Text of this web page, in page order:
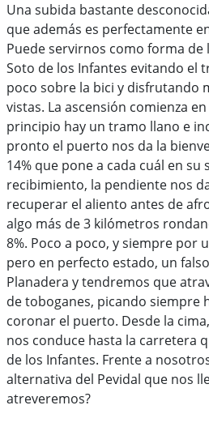
Una subida bastante
que además es perfectamente
Puede servirnos como forma de
Soto de los Infantes evitando el
poco sobre la bici y disfrutando
vistas. La ascensión comienza
principio hay un tramo llano e
pronto el puerto nos da la
14% que pone a cada cuál en su
recibimiento, la pendiente nos
recuperar el aliento antes de
algo más de 3 kilómetros
8%. Poco a poco, y siempre por
pero en perfecto estado, un
Planadera y tendremos que
de toboganes, picando siempre
coronar el puerto. Desde la
nos conduce hasta la carretera
de los Infantes. Frente a
alternativa del Pevidal que nos
atreveremos?